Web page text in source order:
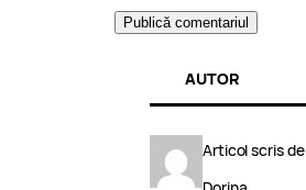
AUTOR
Articol scris de